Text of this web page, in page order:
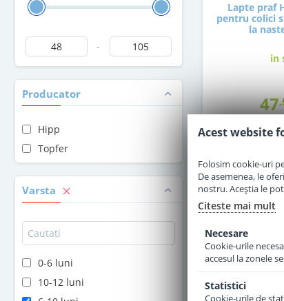
-
Producator
Hipp
Topfer
Varsta
0-6 luni
10-12 luni
Lapte praf
pentru colici
la
in
47
Acest website
Folosim cookie-uri
De asemenea, le
nostru. Aceștia le
Citeste mai mult
Necesare
Cookie-urile
accesul la zonele
Statistici
Cookie-urile de